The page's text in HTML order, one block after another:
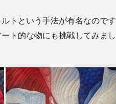
トという手法が有名なのです
ト的な物にも挑戦してみまし